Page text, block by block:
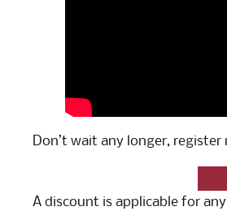
Don’t wait any longer,
A discount is applicable for